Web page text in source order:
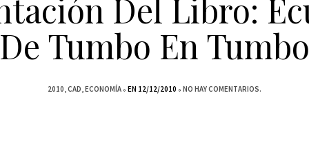
Del Libro:
De Tumbo En Tumbo
2010 CAD ECONOMÍA EN 12/12/2010 NO HAY COMENTARIOS.